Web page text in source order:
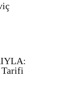
Tarifi